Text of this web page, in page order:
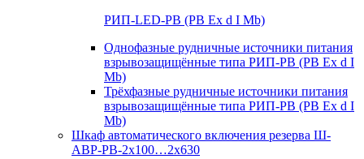
РИП-LED-РВ (РВ Ex d I Mb)
Однофазные рудничные источники питания
взрывозащищённые типа РИП-РВ (РВ Ex d I
Mb)
Трёхфазные рудничные источники питания
взрывозащищённые типа РИП-РВ (РВ Ex d I
Mb)
Шкаф автоматического включения резерва Ш-
АВР-РВ-2х100…2х630